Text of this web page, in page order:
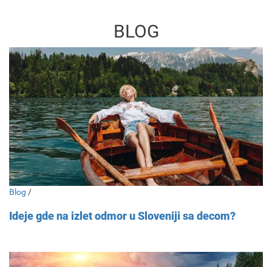
BLOG
Blog /
Ideje gde na izlet odmor u Sloveniji sa decom?